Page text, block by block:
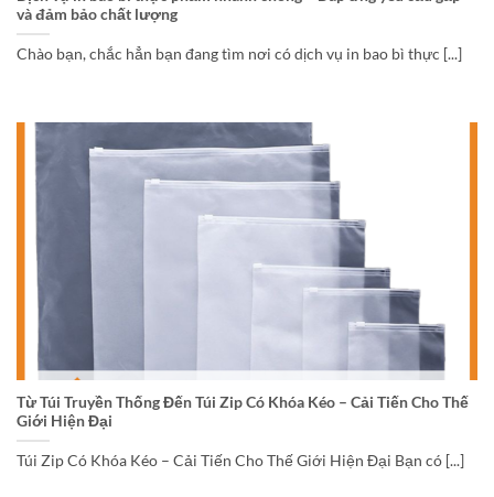
và đảm bảo chất lượng
Chào bạn, chắc hẳn bạn đang tìm nơi có dịch vụ in bao bì thực [...]
Từ Túi Truyền Thống Đến Túi Zip Có Khóa Kéo – Cải Tiến Cho Thế
Giới Hiện Đại
Túi Zip Có Khóa Kéo – Cải Tiến Cho Thế Giới Hiện Đại Bạn có [...]